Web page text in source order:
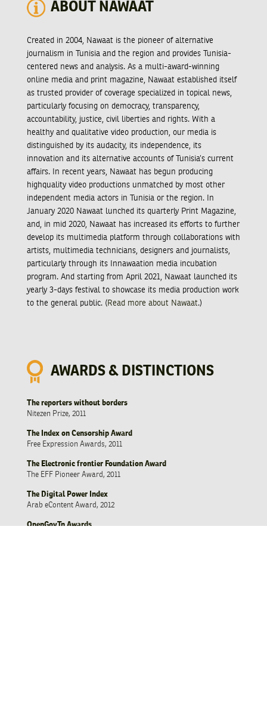
ABOUT NAWAAT
Created in 2004, Nawaat is the pioneer of alternative
journalism in Tunisia and the region and provides Tunisia-
centered news and analysis. As a multi-award-winning
online media and print magazine, Nawaat established itself
as trusted provider of coverage specialized in topical news,
particularly focusing on democracy, transparency,
accountability, justice, civil liberties and rights. With a
healthy and qualitative video production, our media is
distinguished by its audacity, its independence, its
innovation and its alternative accounts of Tunisia’s current
affairs. In recent years, Nawaat has begun producing
highquality video productions unmatched by most other
independent media actors in Tunisia or the region. In
January 2020 Nawaat lunched its quarterly Print Magazine,
and, in mid 2020, Nawaat has increased its efforts to further
develop its multimedia platform through collaborations with
artists, multimedia technicians, designers and journalists,
particularly through its Innawaation media incubation
program. And starting from April 2021, Nawaat launched its
yearly 3-days festival to showcase its media production work
to the general public. ( Read more about Nawaat.)
AWARDS & DISTINCTIONS
The reporters without borders
Nitezen Prize, 2011
The Index on Censorship Award
Free Expression Awards, 2011
The Electronic frontier Foundation Award
The EFF Pioneer Award, 2011
The Digital Power Index
Arab eContent Award, 2012
OpenGovTn Awards